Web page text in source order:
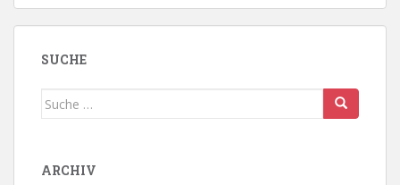
SUCHE
Suche
ARCHIV